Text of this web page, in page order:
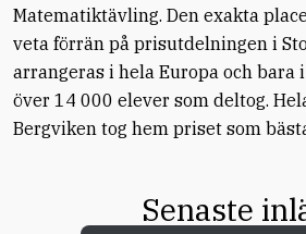
Matematiktävling. Den exakta
veta förrän på prisutdelningen i
arrangeras i hela Europa och bara
över 14 000 elever som deltog.
Bergviken tog hem priset som
Senaste